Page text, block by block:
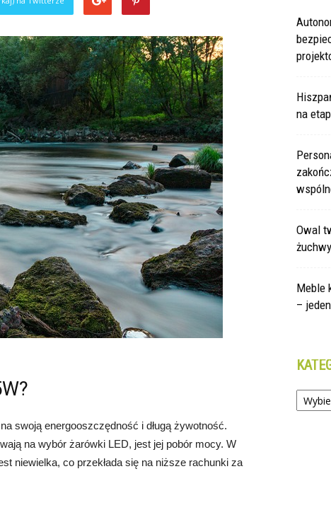
swoją energooszczędność i długą żywotność.
na wybór żarówki LED, jest jej pobór mocy. W
niewielka, co przekłada się na niższe rachunki za
na
Owal
Meble
–